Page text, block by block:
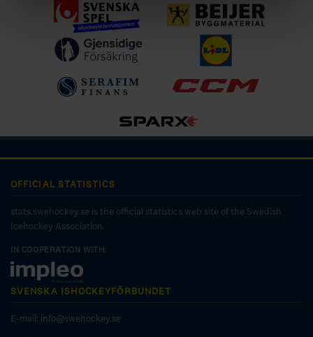
OFFICIAL STATISTICS
stats.swehockey.se is the official statistics web site of the Swedish
Icehockey Association.
IN COOPERATION WITH:
SVENSKA ISHOCKEYFÖRBUNDET
E-mail: info@swehockey.se